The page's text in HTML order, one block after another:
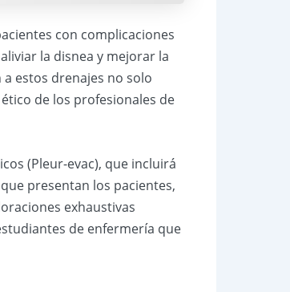
con complicaciones
la disnea y mejorar la
estos drenajes no solo
de los profesionales de
(Pleur-evac), que incluirá
presentan los pacientes,
exhaustivas
de enfermería que